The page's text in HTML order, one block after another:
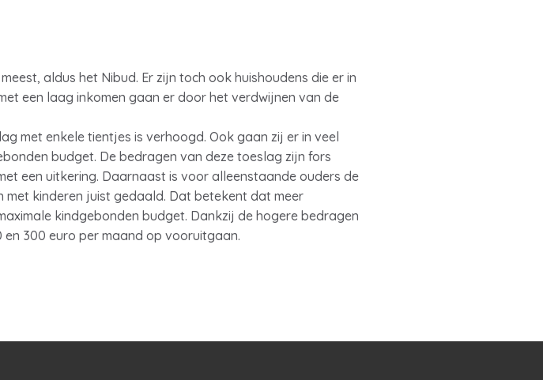
aldus het Nibud. Er zijn toch ook huishoudens die er in
een laag inkomen gaan er door het verdwijnen van de
met enkele tientjes is verhoogd. Ook gaan zij er in veel
budget. De bedragen van deze toeslag zijn fors
een uitkering. Daarnaast is voor alleenstaande ouders de
met kinderen juist gedaald. Dat betekent dat meer
kindgebonden budget. Dankzij de hogere bedragen
en 300 euro per maand op vooruitgaan.